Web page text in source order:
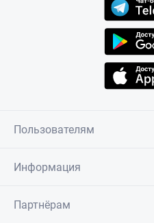
Пользователям
Информация
Партнёрам